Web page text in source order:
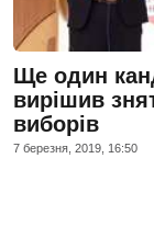
Ще один
вирішив
виборів
7 березня, 2019, 16:50